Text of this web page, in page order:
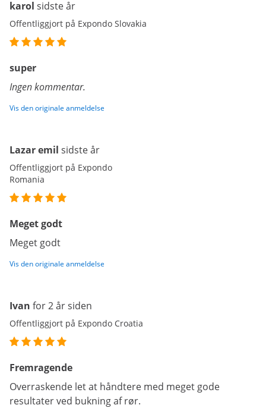
karol sidste år
Offentliggjort på Expondo Slovakia
super
Ingen kommentar.
Vis den originale anmeldelse
Lazar emil sidste år
Offentliggjort på Expondo
Romania
Meget godt
Meget godt
Vis den originale anmeldelse
Ivan for 2 år siden
Offentliggjort på Expondo Croatia
Fremragende
Overraskende let at håndtere med meget gode
resultater ved bukning af rør.